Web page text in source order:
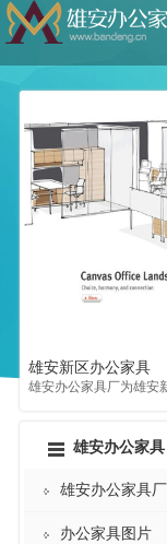
雄安新区办公家具
雄安办公家具厂为雄安
雄安办公家具
雄安办公家具
办公家具图片